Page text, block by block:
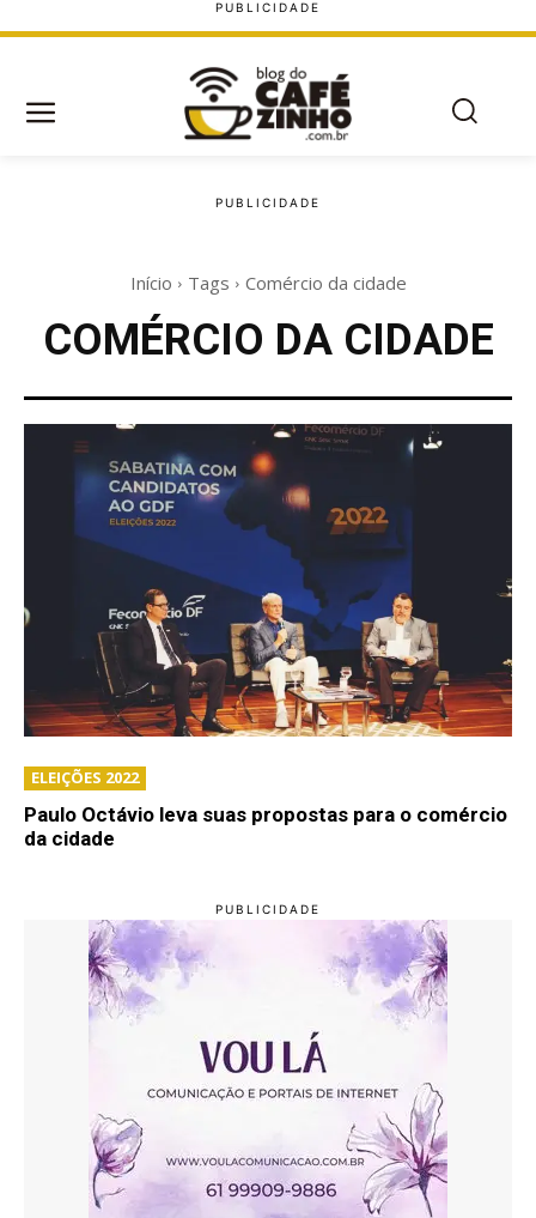
Início Tags Comércio da cidade
COMÉRCIO DA CIDADE
ELEIÇÕES 2022
Paulo Octávio leva suas propostas para o comércio
da cidade